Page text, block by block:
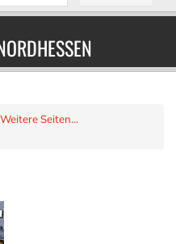
Weitere Seiten...